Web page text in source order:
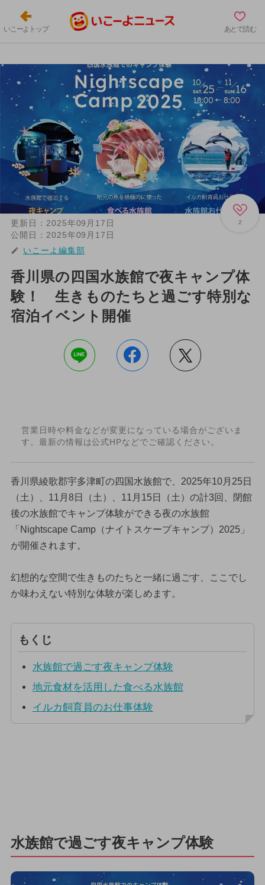
いこーよトップ あとで読む
2
更新日： 2025年09月17日
公開日： 2025年09月17日
いこーよ編集部
香川県の四国水族館で夜キャンプ体
験！ 生きものたちと過ごす特別な
宿泊イベント開催
営業日時や料金などが変更になっている場合がございま
す。最新の情報は公式HPなどでご確認ください。
香川県綾歌郡宇多津町の四国水族館で、2025年10月25日
（土）、11月8日（土）、11月15日（土）の計3回、閉館
後の水族館でキャンプ体験ができる夜の水族館
「Nightscape Camp（ナイトスケープキャンプ）2025」
が開催されます。
幻想的な空間で生きものたちと一緒に過ごす、ここでし
か味わえない特別な体験が楽しめます。
もくじ
水族館で過ごす夜キャンプ体験
地元食材を活用した食べる水族館
イルカ飼育員のお仕事体験
水族館で過ごす夜キャンプ体験